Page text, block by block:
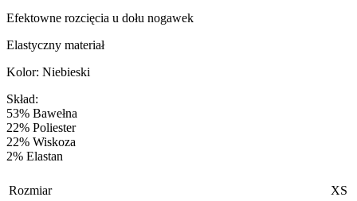
Efektowne rozcięcia u dołu nogawek
Elastyczny materiał
Kolor: Niebieski
Skład:
53% Bawełna
22% Poliester
22% Wiskoza
2% Elastan
Rozmiar XS